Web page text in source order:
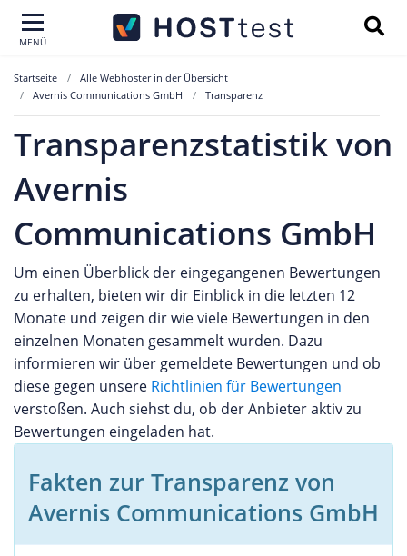
MENÜ
Startseite
Alle Webhoster in der Übersicht
Avernis Communications GmbH
Transparenz
Transparenzstatistik von
Avernis
Communications GmbH
Um einen Überblick der eingegangenen Bewertungen
zu erhalten, bieten wir dir Einblick in die letzten 12
Monate und zeigen dir wie viele Bewertungen in den
einzelnen Monaten gesammelt wurden. Dazu
informieren wir über gemeldete Bewertungen und ob
diese gegen unsere Richtlinien für Bewertungen
verstoßen. Auch siehst du, ob der Anbieter aktiv zu
Bewertungen eingeladen hat.
Fakten zur Transparenz von
Avernis Communications GmbH